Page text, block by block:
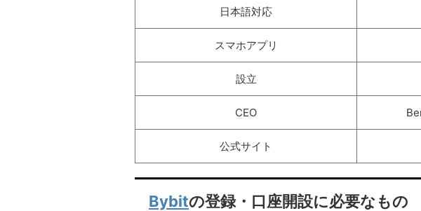
日本語対応
スマホアプリ
設立
CEO
公式サイト
Bybitの登録・口座開設に必要なもの